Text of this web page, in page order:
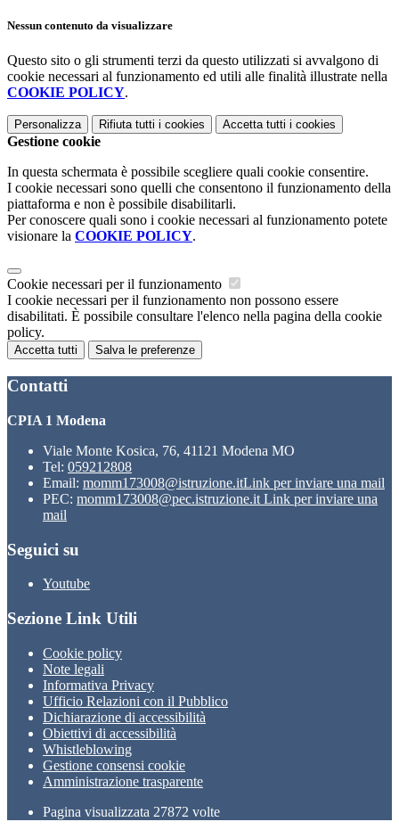
Nessun contenuto da visualizzare
Questo sito o gli strumenti terzi da questo utilizzati si avvalgono di
cookie necessari al funzionamento ed utili alle finalità illustrate nella
COOKIE POLICY.
Personalizza Rifiuta tutti i cookies Accetta tutti i cookies
Gestione cookie
In questa schermata è possibile scegliere quali cookie consentire.
I cookie necessari sono quelli che consentono il funzionamento della
piattaforma e non è possibile disabilitarli.
Per conoscere quali sono i cookie necessari al funzionamento potete
visionare la COOKIE POLICY.
Cookie necessari per il funzionamento
I cookie necessari per il funzionamento non possono essere
disabilitati. È possibile consultare l'elenco nella pagina della cookie
policy.
Accetta tutti Salva le preferenze
Contatti
CPIA 1 Modena
Viale Monte Kosica, 76, 41121 Modena MO
Tel: 059212808
Email: momm173008@istruzione.itLink per inviare una mail
PEC: momm173008@pec.istruzione.it Link per inviare una
mail
Seguici su
Youtube
Sezione Link Utili
Cookie policy
Note legali
Informativa Privacy
Ufficio Relazioni con il Pubblico
Dichiarazione di accessibilità
Obiettivi di accessibilità
Whistleblowing
Gestione consensi cookie
Amministrazione trasparente
Pagina visualizzata 27872 volte